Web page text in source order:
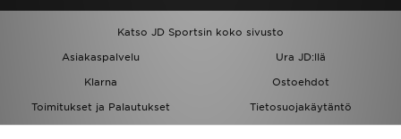
Katso JD Sportsin koko sivusto
Asiakaspalvelu
Ura JD:llä
Klarna
Ostoehdot
Toimitukset ja Palautukset
Tietosuojakäytäntö